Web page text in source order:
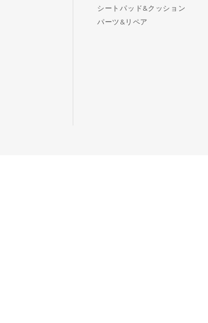
シートパッド&クッション
パーツ&リペア